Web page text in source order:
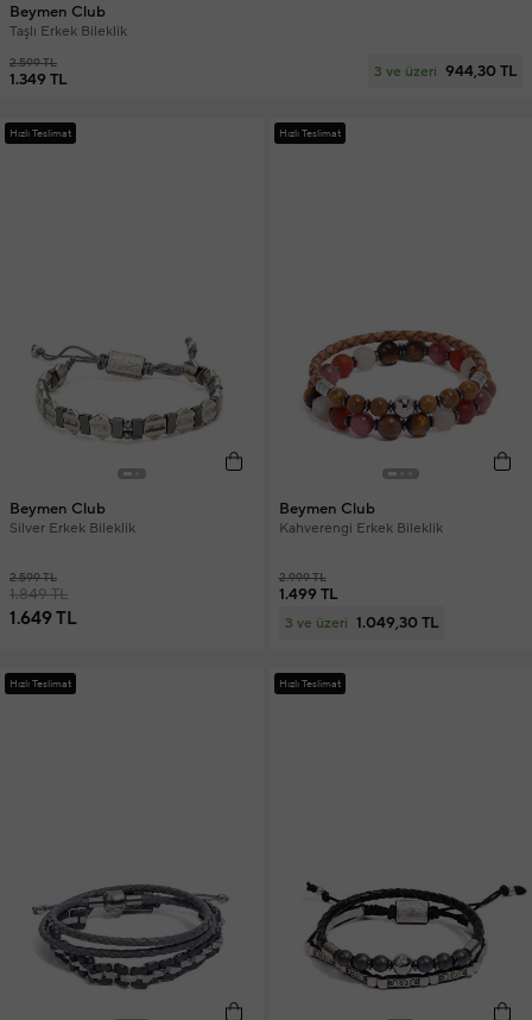
Beymen Club
Taşlı Erkek Bileklik
2.599 TL
1.349 TL 3 ve üzeri 944,30 TL
Hızlı Teslimat
Beymen Club
Silver Erkek Bileklik
2.599 TL
1.849 TL
1.649 TL
Hızlı Teslimat
Beymen Club
Kahverengi Erkek Bileklik
2.999 TL
1.499 TL
3 ve üzeri 1.049,30 TL
Hızlı Teslimat Hızlı Teslimat